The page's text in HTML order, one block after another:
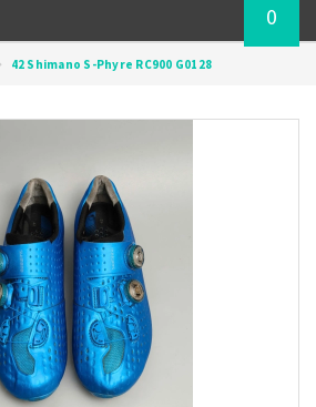
0
42 Shimano S-Phyre RC900 G0128